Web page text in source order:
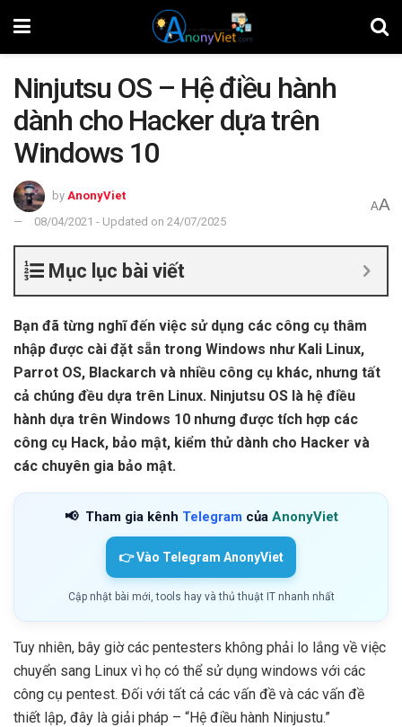
Ninjutsu OS – Hệ điều hành
dành cho Hacker dựa trên
Windows 10
by AnonyViet
08/04/2021 - Updated on 24/07/2025
AA
Mục lục bài viết
Bạn đã từng nghĩ đến việc sử dụng các công cụ thâm
nhập được cài đặt sẵn trong Windows như Kali Linux,
Parrot OS, Blackarch và nhiều công cụ khác, nhưng tất
cả chúng đều dựa trên Linux. Ninjutsu OS là hệ điều
hành dựa trên Windows 10 nhưng được tích hợp các
công cụ Hack, bảo mật, kiểm thử dành cho Hacker và
các chuyên gia bảo mật.
📢 Tham gia kênh Telegram của AnonyViet
👉 Vào Telegram AnonyViet
Cập nhật bài mới, tools hay và thủ thuật IT nhanh nhất
Tuy nhiên, bây giờ các pentesters không phải lo lắng về việc
chuyển sang Linux vì họ có thể sử dụng windows với các
công cụ pentest. Đối với tất cả các vấn đề và các vấn đề
thiết lập, đây là giải pháp – “Hệ điều hành Ninjustu.”